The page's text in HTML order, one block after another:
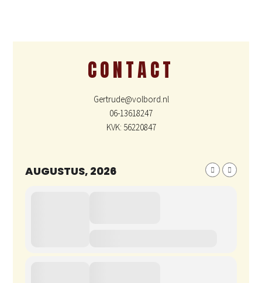
CONTACT
Gertrude@volbord.nl
06-13618247
KVK: 56220847
AUGUSTUS, 2026